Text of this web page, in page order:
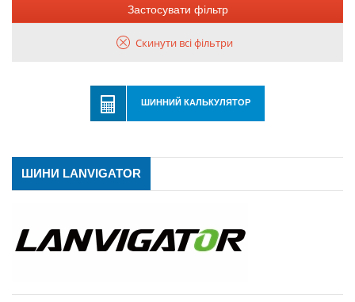
Застосувати фільтр
Скинути всі фільтри
ШИННИЙ КАЛЬКУЛЯТОР
ШИНИ LANVIGATOR